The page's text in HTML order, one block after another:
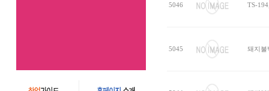
5046 TS-
5045 돼지불